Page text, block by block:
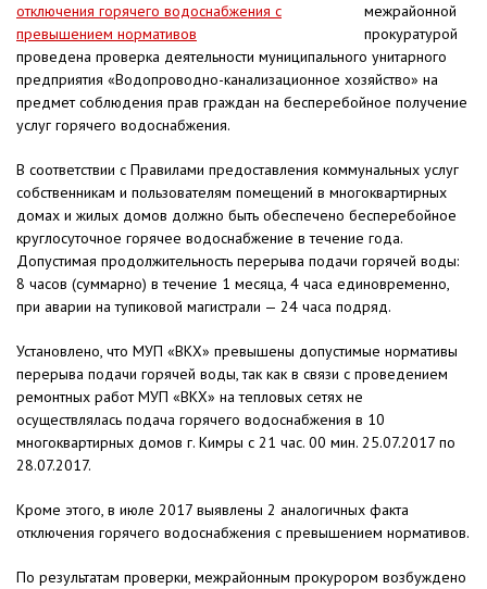
межрайонной
прокуратурой
проведена проверка деятельности муниципального унитарного
предприятия «Водопроводно-канализационное хозяйство» на
предмет соблюдения прав граждан на бесперебойное получение
услуг горячего водоснабжения.
В соответствии с Правилами предоставления коммунальных услуг
собственникам и пользователям помещений в многоквартирных
домах и жилых домов должно быть обеспечено бесперебойное
круглосуточное горячее водоснабжение в течение года.
Допустимая продолжительность перерыва подачи горячей воды:
8 часов (суммарно) в течение 1 месяца, 4 часа единовременно,
при аварии на тупиковой магистрали — 24 часа подряд.
Установлено, что МУП «ВКХ» превышены допустимые нормативы
перерыва подачи горячей воды, так как в связи с проведением
ремонтных работ МУП «ВКХ» на тепловых сетях не
осуществлялась подача горячего водоснабжения в 10
многоквартирных домов г. Кимры с 21 час. 00 мин. 25.07.2017 по
28.07.2017.
Кроме этого, в июле 2017 выявлены 2 аналогичных факта
отключения горячего водоснабжения с превышением нормативов.
По результатам проверки, межрайонным прокурором возбуждено